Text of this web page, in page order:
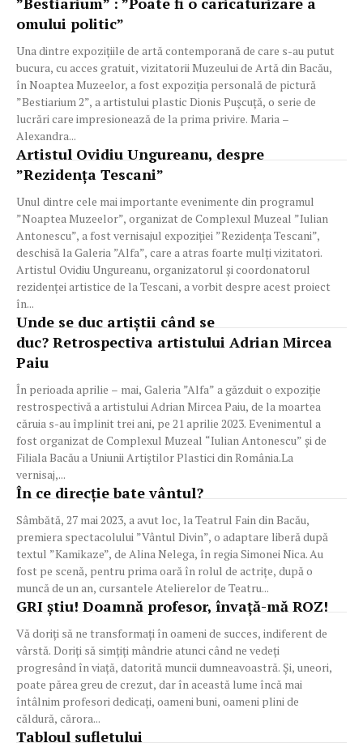
omului politic”
Una dintre expozițiile de artă contemporană de care s-au putut
bucura, cu acces gratuit, vizitatorii Muzeului de Artă din Bacău,
în Noaptea Muzeelor, a fost expoziția personală de pictură
”Bestiarium 2”, a artistului plastic Dionis Pușcuță, o serie de
lucrări care impresionează de la prima privire. Maria –
Alexandra...
Artistul Ovidiu Ungureanu, despre
”Rezidența Tescani”
Unul dintre cele mai importante evenimente din programul
”Noaptea Muzeelor”, organizat de Complexul Muzeal ”Iulian
Antonescu”, a fost vernisajul expoziției ”Rezidența Tescani”,
deschisă la Galeria ”Alfa”, care a atras foarte mulți vizitatori.
Artistul Ovidiu Ungureanu, organizatorul și coordonatorul
rezidenței artistice de la Tescani, a vorbit despre acest proiect
în...
Unde se duc artiștii când se
duc? Retrospectiva artistului Adrian Mircea
Paiu
În perioada aprilie – mai, Galeria ”Alfa” a găzduit o expoziție
restrospectivă a artistului Adrian Mircea Paiu, de la moartea
căruia s-au împlinit trei ani, pe 21 aprilie 2023. Evenimentul a
fost organizat de Complexul Muzeal “Iulian Antonescu” și de
Filiala Bacău a Uniunii Artiștilor Plastici din România.La
vernisaj,...
În ce direcție bate vântul?
Sâmbătă, 27 mai 2023, a avut loc, la Teatrul Fain din Bacău,
premiera spectacolului ”Vântul Divin”, o adaptare liberă după
textul ”Kamikaze”, de Alina Nelega, în regia Simonei Nica. Au
fost pe scenă, pentru prima oară în rolul de actrițe, după o
muncă de un an, cursantele Atelierelor de Teatru...
GRI știu! Doamnă profesor, învață-mă ROZ!
Vă doriți să ne transformați în oameni de succes, indiferent de
vârstă. Doriți să simțiți mândrie atunci când ne vedeți
progresând în viață, datorită muncii dumneavoastră. Și, uneori,
poate părea greu de crezut, dar în această lume încă mai
întâlnim profesori dedicați, oameni buni, oameni plini de
căldură, cărora...
Tabloul sufletului